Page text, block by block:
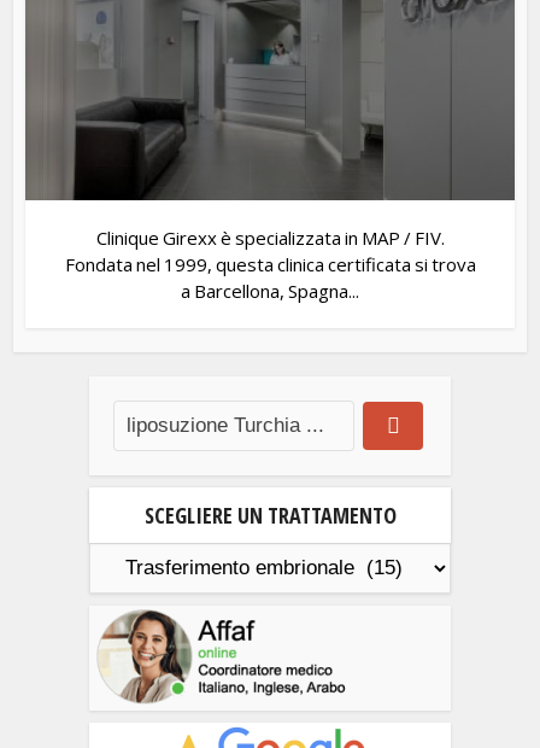
Clinique Girexx è specializzata in MAP / FIV.
Fondata nel 1999, questa clinica certificata si trova
a Barcellona, Spagna...
SCEGLIERE UN TRATTAMENTO